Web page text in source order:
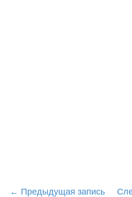
Post
← Предыдущая запись